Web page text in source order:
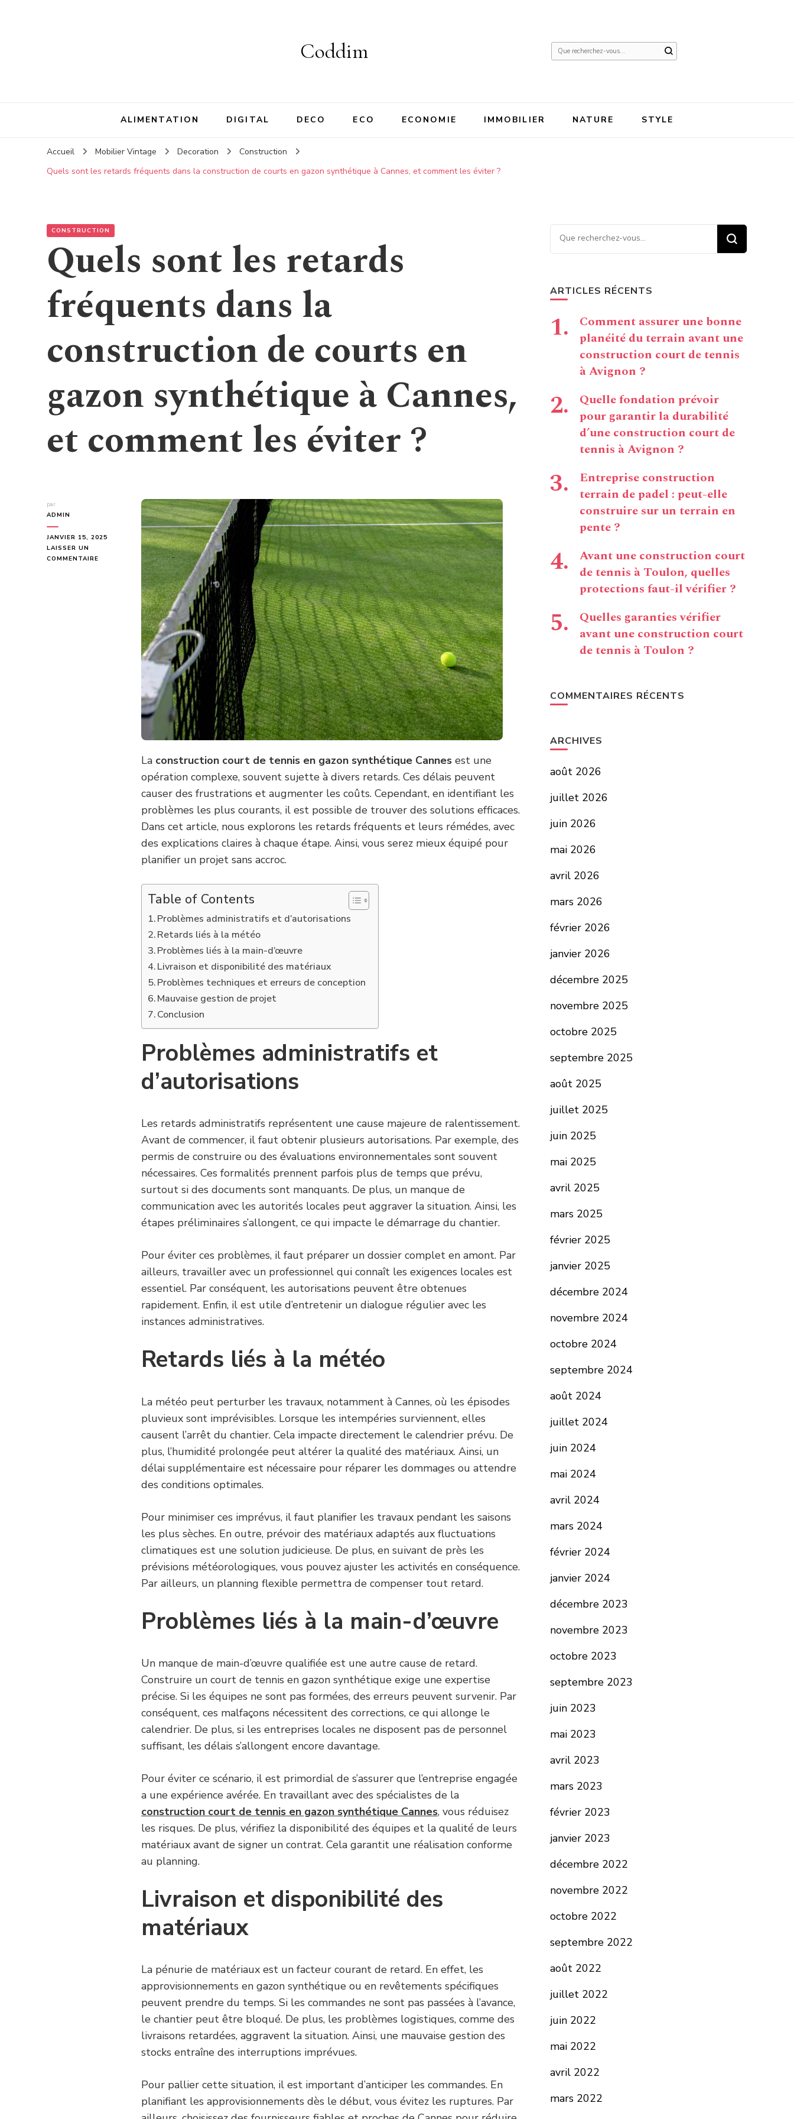
Coddim
Vous
ALIMENTATION DIGITAL DECO ECO ECONOMIE IMMOBILIER NATURE STYLE
Accueil Mobilier Vintage Decoration
Construction
Quels sont les retards fréquents dans la construction de courts en gazon synthétique à Cannes, et comment les éviter ?
CONSTRUCTION
Quels sont les retards
fréquents dans la
construction de courts en
gazon synthétique à Cannes,
et comment les éviter ?
par
ADMIN
JANVIER 15, 2025
LAISSER UN
COMMENTAIRE
CONSTRUCTION
SYNTHÉTIQUE
La construction court de tennis en gazon synthétique Cannes est une
opération complexe, souvent sujette à divers retards. Ces délais peuvent
causer des frustrations et augmenter les coûts. Cependant, en identifiant les
problèmes les plus courants, il est possible de trouver des solutions efficaces.
Dans cet article, nous explorons les retards fréquents et leurs rémédes, avec
des explications claires à chaque étape. Ainsi, vous serez mieux équipé pour
planifier un projet sans accroc.
Table of Contents
Problèmes administratifs et d’autorisations
Retards liés à la météo
Problèmes liés à la main-d’œuvre
Livraison et disponibilité des matériaux
Problèmes techniques et erreurs de conception
Mauvaise gestion de projet
Conclusion
Problèmes administratifs et
d’autorisations
Les retards administratifs représentent une cause majeure de ralentissement.
Avant de commencer, il faut obtenir plusieurs autorisations. Par exemple, des
permis de construire ou des évaluations environnementales sont souvent
nécessaires. Ces formalités prennent parfois plus de temps que prévu,
surtout si des documents sont manquants. De plus, un manque de
communication avec les autorités locales peut aggraver la situation. Ainsi, les
étapes préliminaires s’allongent, ce qui impacte le démarrage du chantier.
Pour éviter ces problèmes, il faut préparer un dossier complet en amont. Par
ailleurs, travailler avec un professionnel qui connaît les exigences locales est
essentiel. Par conséquent, les autorisations peuvent être obtenues
rapidement. Enfin, il est utile d’entretenir un dialogue régulier avec les
instances administratives.
Retards liés à la météo
La météo peut perturber les travaux, notamment à Cannes, où les épisodes
pluvieux sont imprévisibles. Lorsque les intempéries surviennent, elles
causent l’arrêt du chantier. Cela impacte directement le calendrier prévu. De
plus, l’humidité prolongée peut altérer la qualité des matériaux. Ainsi, un
délai supplémentaire est nécessaire pour réparer les dommages ou attendre
des conditions optimales.
Pour minimiser ces imprévus, il faut planifier les travaux pendant les saisons
les plus sèches. En outre, prévoir des matériaux adaptés aux fluctuations
climatiques est une solution judicieuse. De plus, en suivant de près les
prévisions météorologiques, vous pouvez ajuster les activités en conséquence.
Par ailleurs, un planning flexible permettra de compenser tout retard.
Problèmes liés à la main-d’œuvre
Un manque de main-d’œuvre qualifiée est une autre cause de retard.
Construire un court de tennis en gazon synthétique exige une expertise
précise. Si les équipes ne sont pas formées, des erreurs peuvent survenir. Par
conséquent, ces malfaçons nécessitent des corrections, ce qui allonge le
calendrier. De plus, si les entreprises locales ne disposent pas de personnel
suffisant, les délais s’allongent encore davantage.
Pour éviter ce scénario, il est primordial de s’assurer que l’entreprise engagée
a une expérience avérée. En travaillant avec des spécialistes de la
construction court de tennis en gazon synthétique Cannes, vous réduisez
les risques. De plus, vérifiez la disponibilité des équipes et la qualité de leurs
matériaux avant de signer un contrat. Cela garantit une réalisation conforme
au planning.
Livraison et disponibilité des
matériaux
La pénurie de matériaux est un facteur courant de retard. En effet, les
approvisionnements en gazon synthétique ou en revêtements spécifiques
peuvent prendre du temps. Si les commandes ne sont pas passées à l’avance,
le chantier peut être bloqué. De plus, les problèmes logistiques, comme des
livraisons retardées, aggravent la situation. Ainsi, une mauvaise gestion des
stocks entraîne des interruptions imprévues.
Pour pallier cette situation, il est important d’anticiper les commandes. En
planifiant les approvisionnements dès le début, vous évitez les ruptures. Par
Vous recherchiez quelque
chose ?
ARTICLES RÉCENTS
Comment assurer une bonne
planéité du terrain avant une
construction court de tennis
à Avignon ?
Quelle fondation prévoir
pour garantir la durabilité
d’une construction court de
tennis à Avignon ?
Entreprise construction
terrain de padel : peut-elle
construire sur un terrain en
pente ?
Avant une construction court
de tennis à Toulon, quelles
protections faut-il vérifier ?
Quelles garanties vérifier
avant une construction court
de tennis à Toulon ?
COMMENTAIRES RÉCENTS
ARCHIVES
août 2026
juillet 2026
juin 2026
mai 2026
avril 2026
mars 2026
février 2026
janvier 2026
décembre 2025
novembre 2025
octobre 2025
septembre 2025
août 2025
juillet 2025
juin 2025
mai 2025
avril 2025
mars 2025
février 2025
janvier 2025
décembre 2024
novembre 2024
octobre 2024
septembre 2024
août 2024
juillet 2024
juin 2024
mai 2024
avril 2024
mars 2024
février 2024
janvier 2024
décembre 2023
novembre 2023
octobre 2023
septembre 2023
juin 2023
mai 2023
avril 2023
mars 2023
février 2023
janvier 2023
décembre 2022
novembre 2022
octobre 2022
septembre 2022
août 2022
juillet 2022
juin 2022
mai 2022
avril 2022
mars 2022